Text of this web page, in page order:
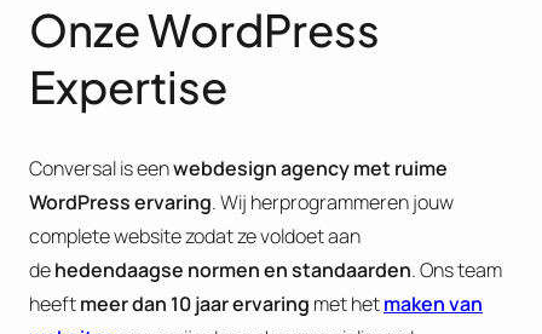
Onze WordPress
Expertise
Conversal is eenwebdesign agency met ruime
WordPress ervaring. Wij herprogrammeren jouw
complete website zodat ze voldoet aan
dehedendaagse normen en standaarden. Ons team
heeftmeer dan 10 jaar ervaring met hetmaken van